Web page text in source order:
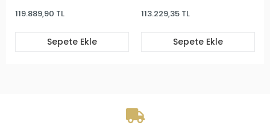
119.889,90 TL
Sepete Ekle
113.229,35 TL
Sepete Ekle